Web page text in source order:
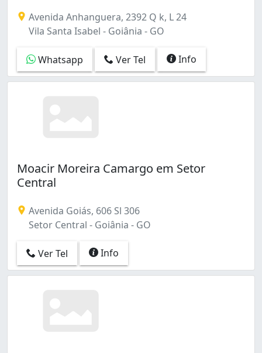
Avenida Anhanguera, 2392 Q k, L 24
Vila Santa Isabel - Goiânia - GO
Whatsapp Ver Tel Info
Moacir Moreira Camargo em Setor
Central
Avenida Goiás, 606 Sl 306
Setor Central - Goiânia - GO
Ver Tel Info